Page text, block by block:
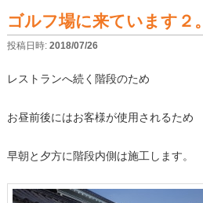
ゴルフ場に来ています２。
投稿日時: 2018/07/26
レストランへ続く階段のため
お昼前後にはお客様が使用されるため
早朝と夕方に階段内側は施工します。